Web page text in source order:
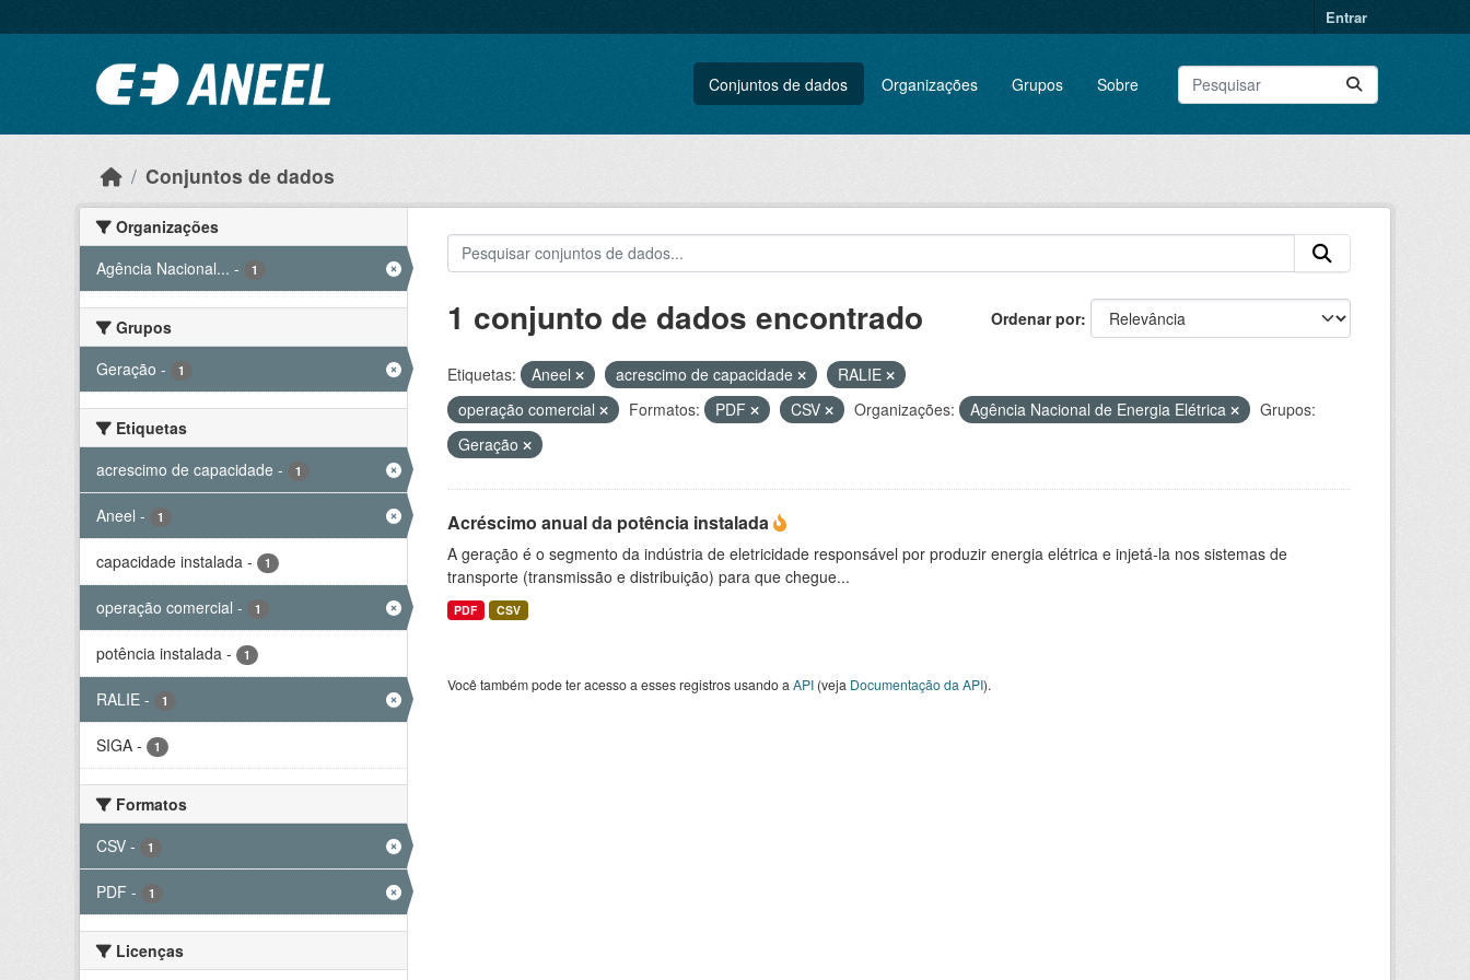
Entrar
Conjuntos de dados Organizações Grupos Sobre
Conjuntos de dados
Organizações
Agência Nacional... - 1
Grupos
Geração - 1
Etiquetas
acrescimo de capacidade - 1
Aneel - 1
capacidade instalada - 1
operação comercial - 1
potência instalada - 1
RALIE - 1
SIGA - 1
Formatos
CSV - 1
PDF - 1
Licenças
Ordenar por
1 conjunto de dados encontrado
Etiquetas: Aneel acrescimo de capacidade
RALIE
operação comercial
Formatos: PDF CSV Organizações: Agência Nacional de Energia Elétrica
Grupos:
Geração
Acréscimo anual da potência instalada
A geração é o segmento da indústria de eletricidade responsável por produzir energia elétrica e injetá-la nos sistemas de
transporte (transmissão e distribuição) para que chegue...
PDF CSV
Você também pode ter acesso a esses registros usando a API(veja Documentação da API).